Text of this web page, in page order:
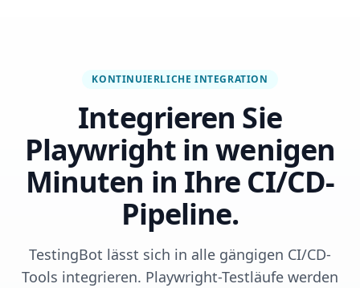
KONTINUIERLICHE INTEGRATION
Integrieren Sie
Playwright in wenigen
Minuten in Ihre CI/CD-
Pipeline.
TestingBot lässt sich in alle gängigen CI/CD-
Tools integrieren. Playwright-Testläufe werden